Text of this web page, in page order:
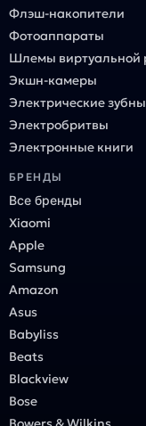
Флэш-накопители
Фотоаппараты
Шлемы виртуальной
Экшн-камеры
Электрические
Электробритвы
Электронные книги
БРЕНДЫ
Все бренды
Xiaomi
Apple
Samsung
Amazon
Asus
Babyliss
Beats
Blackview
Bose